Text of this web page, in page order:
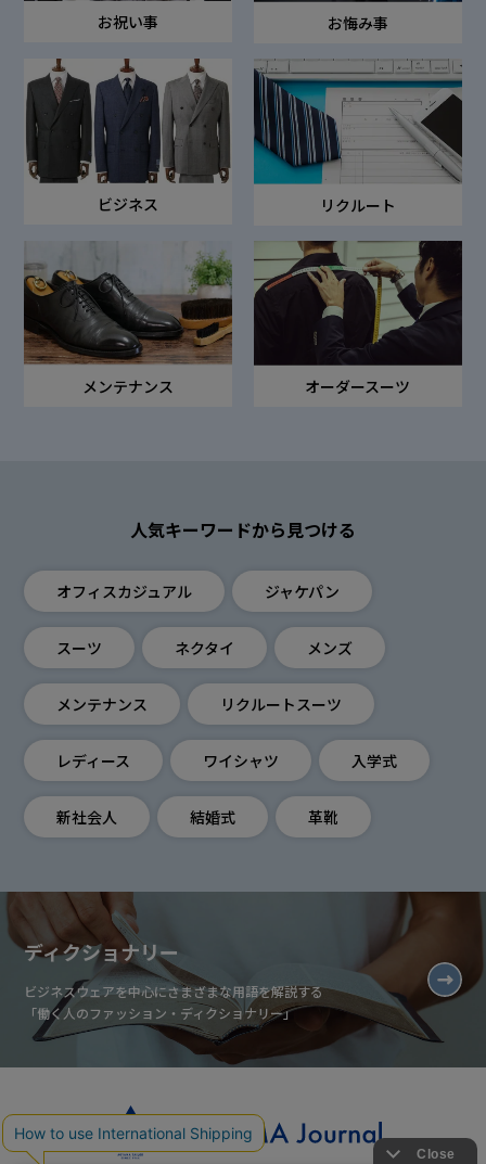
お祝い事 お悔み事
ビジネス リクルート
メンテナンス オーダースーツ
人気キーワードから見つける
オフィスカジュアル ジャケパン
スーツ ネクタイ メンズ
メンテナンス リクルートスーツ
レディース ワイシャツ 入学式
新社会人 結婚式 革靴
ディクショナリー
ビジネスウェアを中心にさまざまな用語を解説する
「働く人のファッション・ディクショナリー」